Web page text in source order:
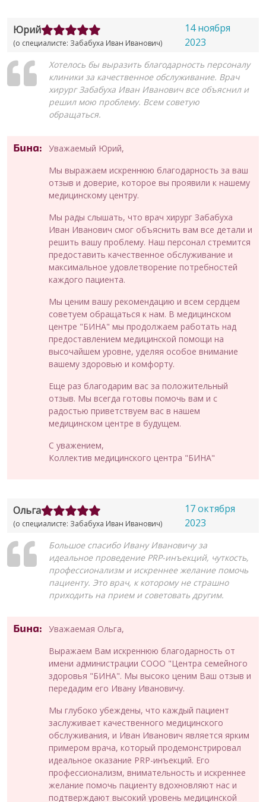
Юрий
(о специалисте: Забабуха Иван Иванович)
14 ноября
2023
Хотелось бы выразить благодарность персоналу
клиники за качественное обслуживание. Врач
хирург Забабуха Иван Иванович все объяснил и
решил мою проблему. Всем советую
обращаться.
Бина:
Уважаемый Юрий,
Мы выражаем искреннюю благодарность за ваш
отзыв и доверие, которое вы проявили к нашему
медицинскому центру.
Мы рады слышать, что врач хирург Забабуха
Иван Иванович смог объяснить вам все детали и
решить вашу проблему. Наш персонал стремится
предоставить качественное обслуживание и
максимальное удовлетворение потребностей
каждого пациента.
Мы ценим вашу рекомендацию и всем сердцем
советуем обращаться к нам. В медицинском
центре "БИНА" мы продолжаем работать над
предоставлением медицинской помощи на
высочайшем уровне, уделяя особое внимание
вашему здоровью и комфорту.
Еще раз благодарим вас за положительный
отзыв. Мы всегда готовы помочь вам и с
радостью приветствуем вас в нашем
медицинском центре в будущем.
С уважением,
Коллектив медицинского центра "БИНА"
Ольга
(о специалисте: Забабуха Иван Иванович)
17 октября
2023
Большое спасибо Ивану Ивановичу за
идеальное проведение PRP-инъекций, чуткость,
профессионализм и искреннее желание помочь
пациенту. Это врач, к которому не страшно
приходить на прием и советовать другим.
Бина:
Уважаемая Ольга,
Выражаем Вам искреннюю благодарность от
имени администрации СООО "Центра семейного
здоровья "БИНА". Мы высоко ценим Ваш отзыв и
передадим его Ивану Ивановичу.
Мы глубоко убеждены, что каждый пациент
заслуживает качественного медицинского
обслуживания, и Иван Иванович является ярким
примером врача, который продемонстрировал
идеальное оказание PRP-инъекций. Его
профессионализм, внимательность и искреннее
желание помочь пациенту вдохновляют нас и
подтверждают высокий уровень медицинской